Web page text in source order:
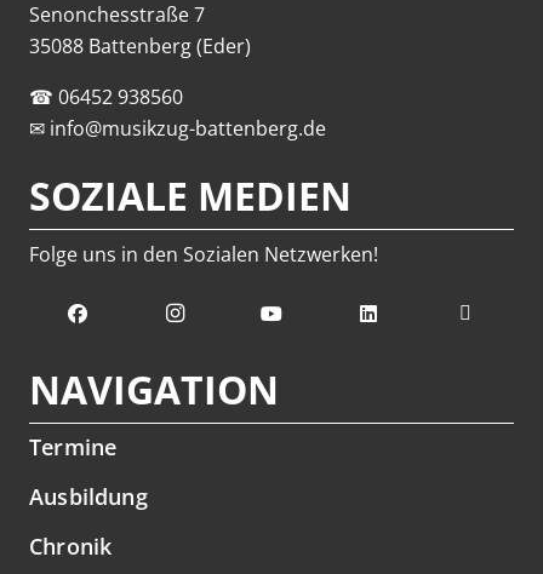
Senonchesstraße 7
35088 Battenberg (Eder)
☎ 06452 938560
✉ info@musikzug-battenberg.de
SOZIALE MEDIEN
Folge uns in den Sozialen Netzwerken!
NAVIGATION
Termine
Ausbildung
Chronik